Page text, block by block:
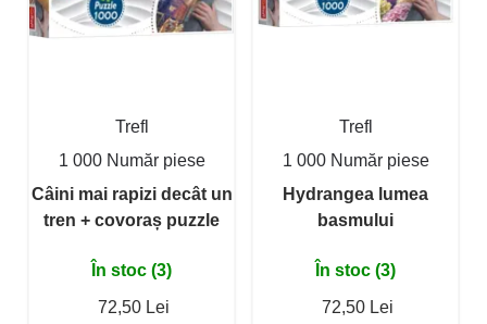
Trefl
1 000 Număr piese
Câini mai rapizi decât un
tren + covoraș puzzle
În stoc (3)
72,50 Lei
Trefl
1 000 Număr piese
Hydrangea lumea
basmului
În stoc (3)
72,50 Lei